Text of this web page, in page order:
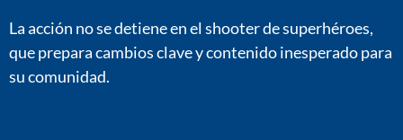
La acción no se detiene en el shooter de superhéroes,
que prepara cambios clave y contenido inesperado para
su comunidad.